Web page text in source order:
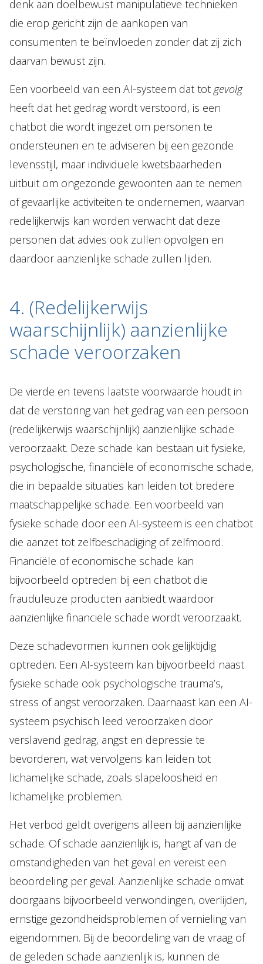
denk aan doelbewust manipulatieve technieken
die erop gericht zijn de aankopen van
consumenten te beïnvloeden zonder dat zij zich
daarvan bewust zijn.
Een voorbeeld van een AI-systeem dat tot gevolg
heeft dat het gedrag wordt verstoord, is een
chatbot die wordt ingezet om personen te
ondersteunen en te adviseren bij een gezonde
levensstijl, maar individuele kwetsbaarheden
uitbuit om ongezonde gewoonten aan te nemen
of gevaarlijke activiteiten te ondernemen, waarvan
redelijkerwijs kan worden verwacht dat deze
personen dat advies ook zullen opvolgen en
daardoor aanzienlijke schade zullen lijden.
4. (Redelijkerwijs
waarschijnlijk) aanzienlijke
schade veroorzaken
De vierde en tevens laatste voorwaarde houdt in
dat de verstoring van het gedrag van een persoon
(redelijkerwijs waarschijnlijk) aanzienlijke schade
veroorzaakt. Deze schade kan bestaan uit fysieke,
psychologische, financiële of economische schade,
die in bepaalde situaties kan leiden tot bredere
maatschappelijke schade. Een voorbeeld van
fysieke schade door een AI-systeem is een chatbot
die aanzet tot zelfbeschadiging of zelfmoord.
Financiële of economische schade kan
bijvoorbeeld optreden bij een chatbot die
frauduleuze producten aanbiedt waardoor
aanzienlijke financiële schade wordt veroorzaakt.
Deze schadevormen kunnen ook gelijktijdig
optreden. Een AI-systeem kan bijvoorbeeld naast
fysieke schade ook psychologische trauma’s,
stress of angst veroorzaken. Daarnaast kan een AI-
systeem psychisch leed veroorzaken door
verslavend gedrag, angst en depressie te
bevorderen, wat vervolgens kan leiden tot
lichamelijke schade, zoals slapeloosheid en
lichamelijke problemen.
Het verbod geldt overigens alleen bij aanzienlijke
schade. Of schade aanzienlijk is, hangt af van de
omstandigheden van het geval en vereist een
beoordeling per geval. Aanzienlijke schade omvat
doorgaans bijvoorbeeld verwondingen, overlijden,
ernstige gezondheidsproblemen of vernieling van
eigendommen. Bij de beoordeling van de vraag of
de geleden schade aanzienlijk is, kunnen de